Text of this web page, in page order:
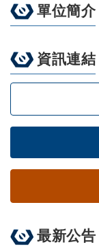
單位簡介
資訊連結
最新公告